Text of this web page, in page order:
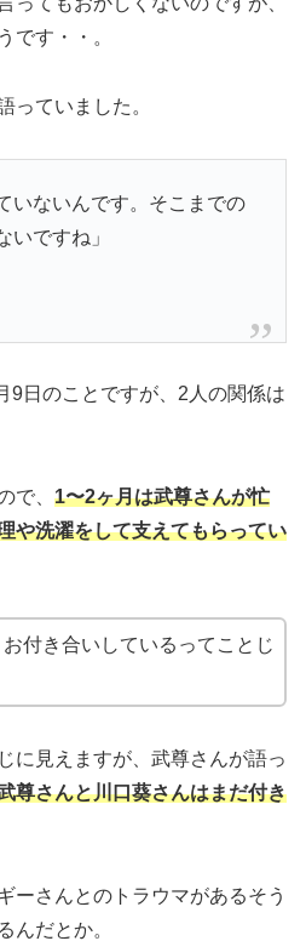
です・・。
っていました。
いないんです。そこまでの
いですね」
9日のことですが、2人の関係は
で、 1〜2ヶ月は武尊さんが忙
や洗濯をして支えてもらってい
付き合いしているってことじ
に見えますが、武尊さんが語っ
尊さんと川口葵さんはまだ付き
ーさんとのトラウマがあるそう
んだとか。